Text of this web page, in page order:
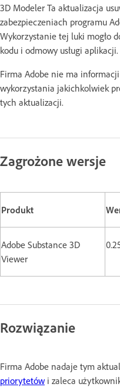
3D Modeler Ta aktualizacja
zabezpieczeniach programu
Wykorzystanie tej luki mogło
kodu i odmowy usługi aplikacji.
Firma Adobe nie ma
wykorzystania jakichkolwiek
tych aktualizacji.
Zagrożone wersje
Produkt
Adobe Substance 3D
Viewer
Rozwiązanie
Firma Adobe nadaje tym
priorytetów i zaleca